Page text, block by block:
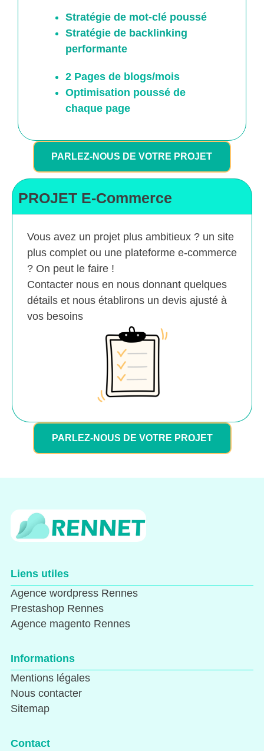
Stratégie de mot-clé poussé
Stratégie de backlinking
performante
2 Pages de blogs/mois
Optimisation poussé de
chaque page
PARLEZ-NOUS DE VOTRE PROJET
PROJET E-Commerce
Vous avez un projet plus ambitieux ? un site
plus complet ou une plateforme e-commerce
? On peut le faire !
Contacter nous en nous donnant quelques
détails et nous établirons un devis ajusté à
vos besoins
PARLEZ-NOUS DE VOTRE PROJET
Liens utiles
Agence wordpress Rennes
Prestashop Rennes
Agence magento Rennes
Informations
Mentions légales
Nous contacter
Sitemap
Contact